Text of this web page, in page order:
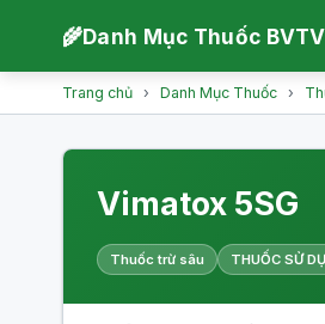
🌾Danh Mục Thuốc BVTV
Trang chủ › Danh Mục Thuốc ›
Vimatox 5SG
Thuốc trừ sâu THUỐC SỬ